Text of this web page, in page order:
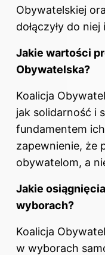
Obywatelskiej
dołączyły do
Jakie wartości
Obywatelska?
Koalicja
jak solidarność i
fundamentem
zapewnienie, że
obywatelom, a
Jakie
wyborach?
Koalicja
w wyborach